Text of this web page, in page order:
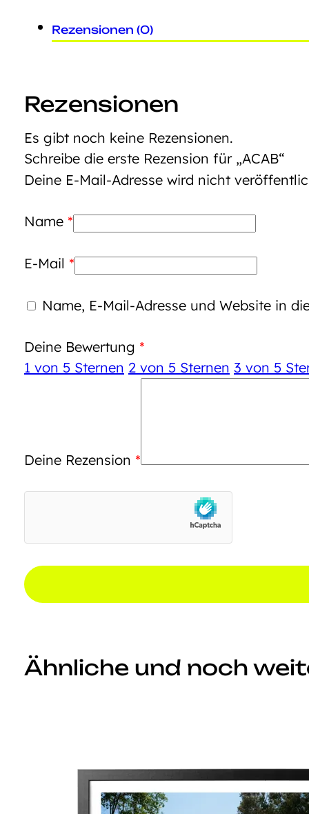
Rezensionen (0)
Rezensionen
Es gibt noch keine Rezensionen.
Schreibe die erste Rezension für „ACAB“
Deine E-Mail-Adresse wird nicht
Name *
E-Mail *
Name, E-Mail-Adresse und Website in
Deine Bewertung *
1 von 5 Sternen 2 von 5 Sternen 3 von 5
Deine Rezension *
Ähnliche und noch